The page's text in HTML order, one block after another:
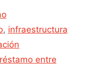
, infraestructura
entre